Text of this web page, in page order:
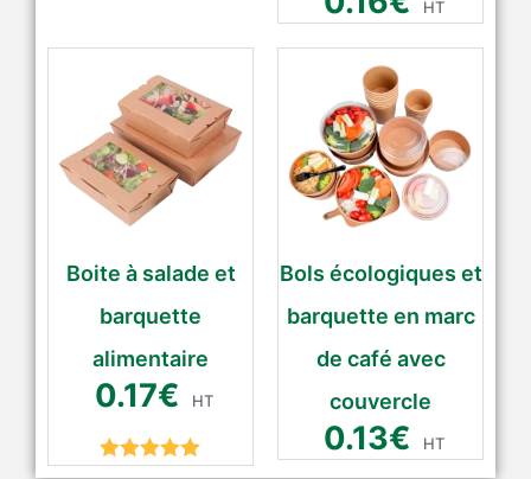
HT
Boite à salade et
barquette
alimentaire
0.17€ HT
Bols écologiques et
barquette en marc
de café avec
couvercle
0.13€ HT